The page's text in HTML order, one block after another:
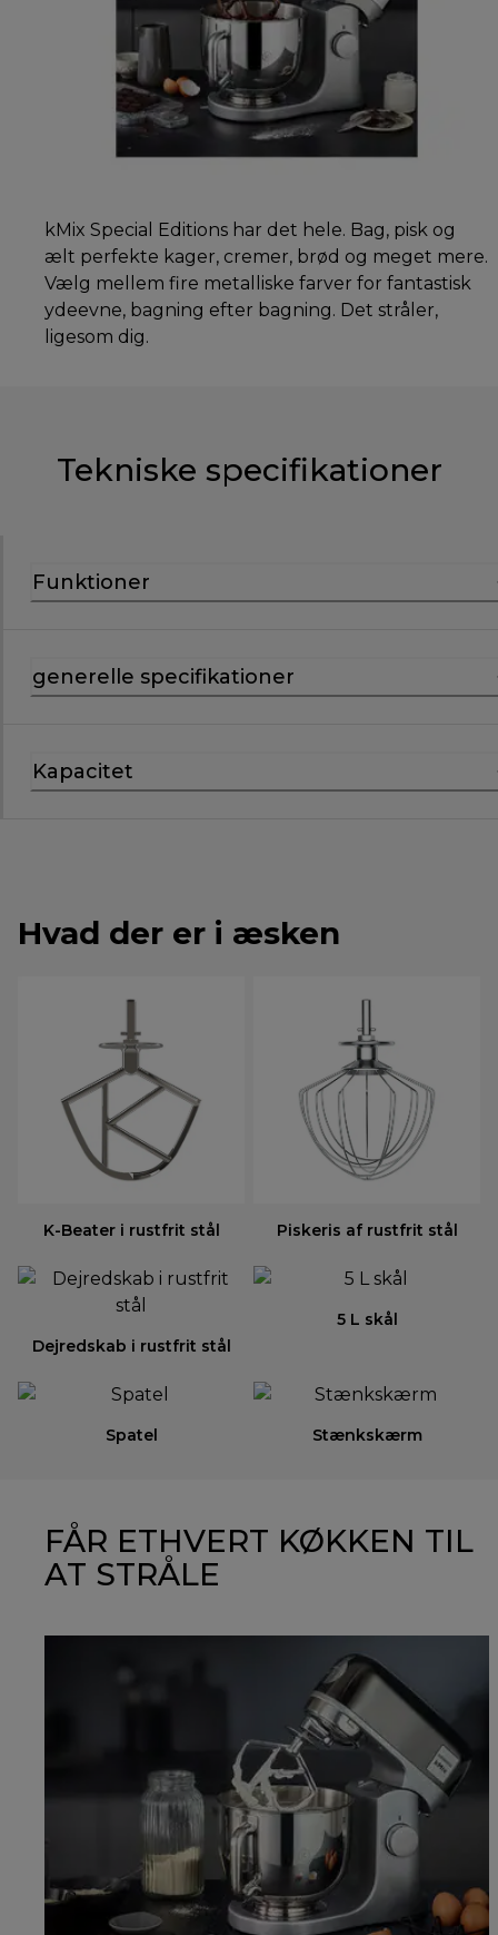
kMix Special Editions har det hele. Bag, pisk og
ælt perfekte kager, cremer, brød og meget mere.
Vælg mellem fire metalliske farver for fantastisk
ydeevne, bagning efter bagning. Det stråler,
ligesom dig.
Tekniske specifikationer
Funktioner
generelle specifikationer
Kapacitet
Hvad der er i æsken
K-Beater i rustfrit stål Piskeris af rustfrit stål
Dejredskab i rustfrit stål
5 L skål
Spatel Stænkskærm
FÅR ETHVERT KØKKEN TIL
AT STRÅLE